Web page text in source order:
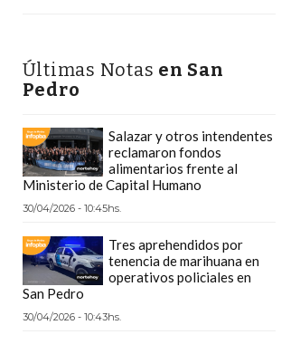
Últimas Notas en San
Pedro
Salazar y otros intendentes
reclamaron fondos
alimentarios frente al
Ministerio de Capital Humano
30/04/2026 - 10:45hs.
Tres aprehendidos por
tenencia de marihuana en
operativos policiales en
San Pedro
30/04/2026 - 10:43hs.